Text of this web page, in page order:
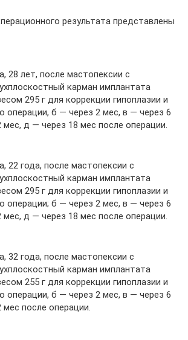
результата представлены
28 лет, после мастопексии с
карман имплантата
295 г для коррекции гипоплазии и
б — через 2 мес, в — через 6
мес, д — через 18 мес после операции.
22 года, после мастопексии с
карман имплантата
295 г для коррекции гипоплазии и
б — через 2 мес, в — через 6
мес, д — через 18 мес после операции.
32 года, после мастопексии с
карман имплантата
255 г для коррекции гипоплазии и
б — через 2 мес, в — через 6
после операции.